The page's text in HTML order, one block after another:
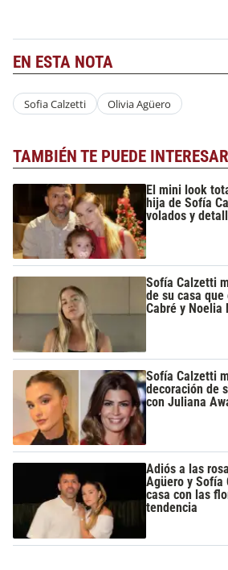
EN ESTA NOTA
Sofia Calzetti Olivia Agüero
TAMBIÉN TE PUEDE INTERESAR
El mini look
hija de Sofía
volados y
Sofía Calzetti
de su casa
Cabré y Noelia
Sofía Calzetti
decoración de
con Juliana
Adiós a las
Agüero y Sofía
casa con las
tendencia